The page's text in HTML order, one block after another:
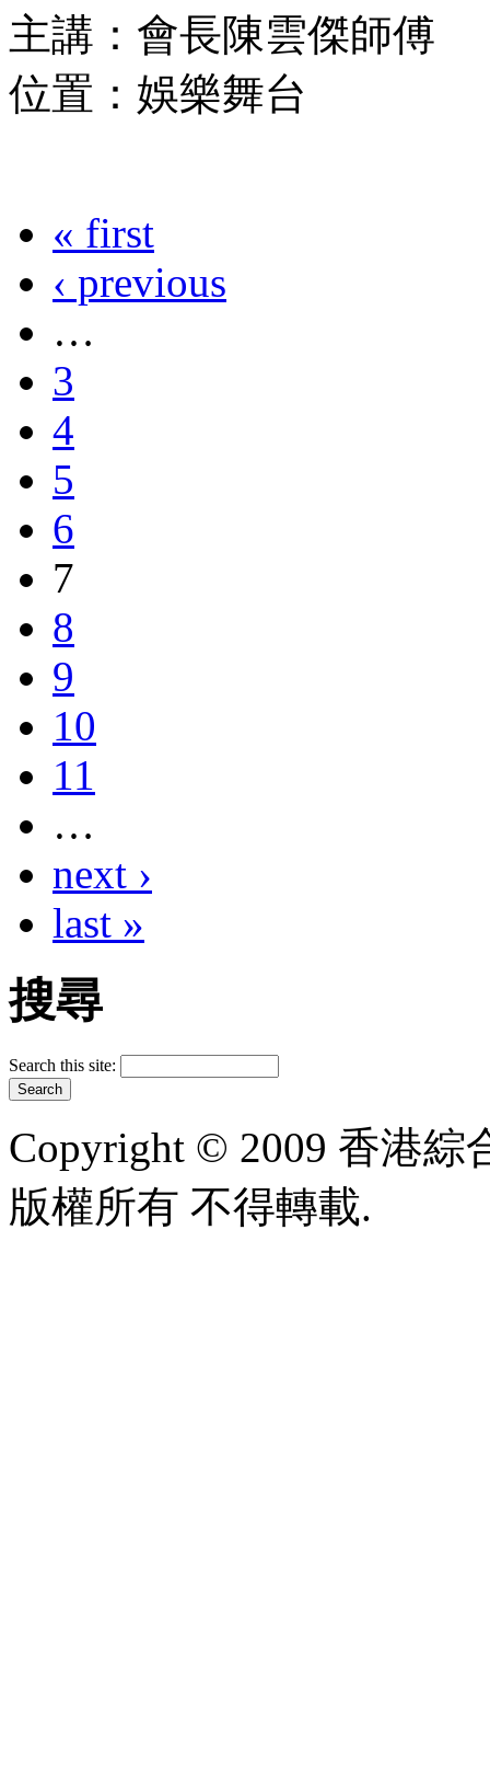
主講：會長陳雲傑師傅
位置：娛樂舞台
« first
‹ previous
…
3
4
5
6
7
8
9
10
11
…
next ›
last »
搜尋
Search this site:
Copyright © 2009 香港綜
版權所有 不得轉載.